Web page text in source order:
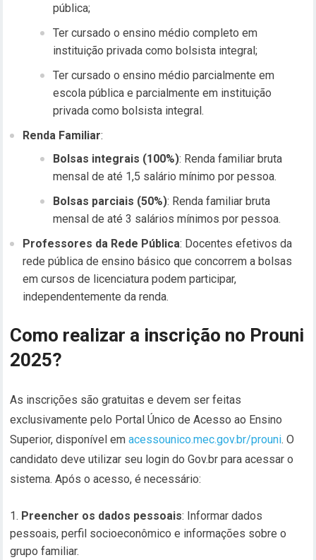
pública;
Ter cursado o ensino médio completo em
instituição privada como bolsista integral;
Ter cursado o ensino médio parcialmente em
escola pública e parcialmente em instituição
privada como bolsista integral.
Renda Familiar:
Bolsas integrais (100%): Renda familiar bruta
mensal de até 1,5 salário mínimo por pessoa.
Bolsas parciais (50%): Renda familiar bruta
mensal de até 3 salários mínimos por pessoa.
Professores da Rede Pública: Docentes efetivos da
rede pública de ensino básico que concorrem a bolsas
em cursos de licenciatura podem participar,
independentemente da renda.
Como realizar a inscrição no Prouni
2025?
As inscrições são gratuitas e devem ser feitas
exclusivamente pelo Portal Único de Acesso ao Ensino
Superior, disponível emacessounico.mec.gov.br/prouni. O
candidato deve utilizar seu login do Gov.br para acessar o
sistema. Após o acesso, é necessário:
Preencher os dados pessoais: Informar dados
pessoais, perfil socioeconômico e informações sobre o
grupo familiar.